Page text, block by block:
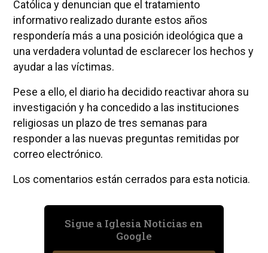
Católica y denuncian que el tratamiento
informativo realizado durante estos años
respondería más a una posición ideológica que a
una verdadera voluntad de esclarecer los hechos y
ayudar a las víctimas.
Pese a ello, el diario ha decidido reactivar ahora su
investigación y ha concedido a las instituciones
religiosas un plazo de tres semanas para
responder a las nuevas preguntas remitidas por
correo electrónico.
Los comentarios están cerrados para esta noticia.
Sigue a Iglesia Noticias en
Google